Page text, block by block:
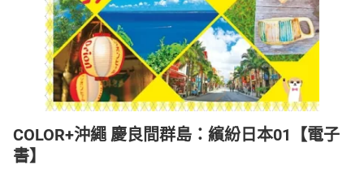
COLOR+沖繩 慶良間群島：繽紛日本01【電子
書】